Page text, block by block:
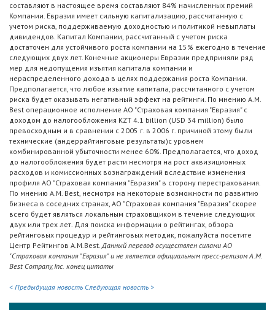
составляют в настоящее время составляют 84% начисленных премий
Компании. Евразия имеет сильную капитализацию, рассчитанную с
учетом риска, поддерживаемую доходностью и политикой невыплаты
дивидендов. Капитал Компании, рассчитанный с учетом риска
достаточен для устойчивого роста компании на 15% ежегодно в течение
следующих двух лет. Конечные акционеры Евразии предприняли ряд
мер для недопущения изъятия капитала компании и
нераспределенного дохода в целях поддержания роста Компании.
Предполагается, что любое изъятие капитала, рассчитанного с учетом
риска будет оказывать негативный эффект на рейтинги. По мнению A.M.
Best операционное исполнение АО "Страховая компания "Евразия" с
доходом до налогообложения KZT 4.1 billion (USD 34 million) было
превосходным и в сравнении с 2005 г. в 2006 г. причиной этому были
технические (андеррайтинговые результаты)с уровнем
комбинированной убыточности менее 60%. Предполагается, что доход
до налогообложения будет расти несмотря на рост аквизиционных
расходов и комиссионных вознаграждений вследствие изменения
профиля АО "Страховая компания "Евразия" в сторону перестрахования.
По мнению A.M. Best, несмотря на некоторые возможности по развитию
бизнеса в соседних странах, АО "Страховая компания "Евразия" скорее
всего будет являться локальным страховщиком в течение следующих
двух или трех лет. Для поиска информации о рейтингах, обзора
рейтинговых процедур и рейтинговых методик, пожалуйста посетите
Центр Рейтингов A.M.Best.Данный перевод осуществлен силами АО
"Страховая компания "Евразия" и не является официальным пресс-релизом A.M.
Best Company, Inc. конец цитаты
< Предыдущая новость Следующая новость >